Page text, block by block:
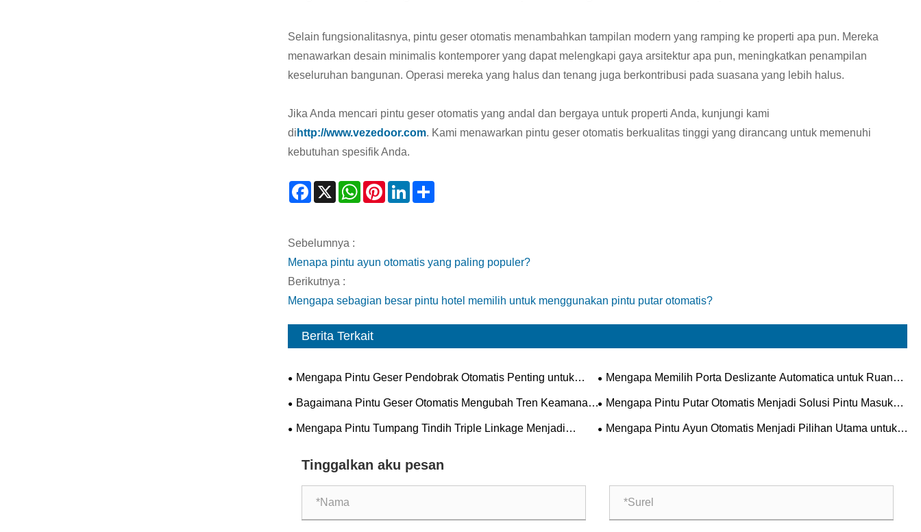
Selain fungsionalitasnya, pintu geser otomatis menambahkan tampilan modern yang ramping ke properti apa pun. Mereka
menawarkan desain minimalis kontemporer yang dapat melengkapi gaya arsitektur apa pun, meningkatkan penampilan
keseluruhan bangunan. Operasi mereka yang halus dan tenang juga berkontribusi pada suasana yang lebih halus.
Jika Anda mencari pintu geser otomatis yang andal dan bergaya untuk properti Anda, kunjungi kami
di http://www.vezedoor.com. Kami menawarkan pintu geser otomatis berkualitas tinggi yang dirancang untuk memenuhi
kebutuhan spesifik Anda.
Facebook
X WhatsAppPinterestLinkedIn
Sebelumnya :
‌Menapa pintu ayun otomatis yang paling populer?
Berikutnya :
Mengapa sebagian besar pintu hotel memilih untuk menggunakan pintu putar otomatis?
Berita Terkait
Mengapa Pintu Geser Pendobrak Otomatis Penting untuk
Bangunan Modern?
Mengapa Memilih Porta Deslizante Automatica untuk Ruang
Modern?
Bagaimana Pintu Geser Otomatis Mengubah Tren Keamanan,
Efisiensi, dan Arsitektur Masa Depan?
Mengapa Pintu Putar Otomatis Menjadi Solusi Pintu Masuk
Pilihan untuk Bangunan Komersial?
Mengapa Pintu Tumpang Tindih Triple Linkage Menjadi
Mengapa Pintu Ayun Otomatis Menjadi Pilihan Utama untuk
Tinggalkan aku pesan